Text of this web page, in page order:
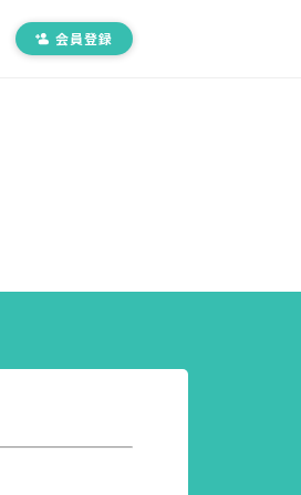
会員登録